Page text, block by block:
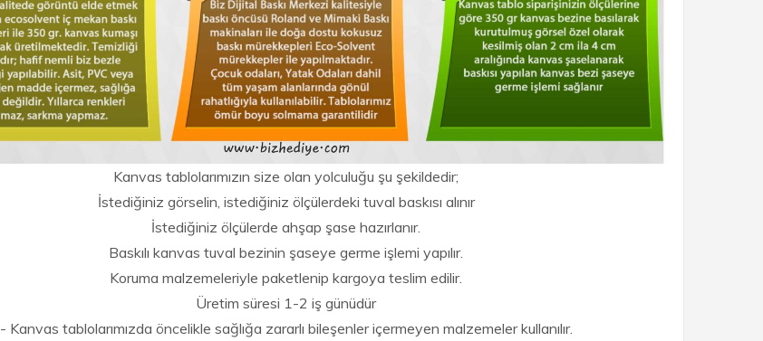
Kanvas tablolarımızın size olan yolculuğu şu şekildedir;
İstediğiniz görselin, istediğiniz ölçülerdeki tuval baskısı alınır
İstediğiniz ölçülerde ahşap şase hazırlanır.
Baskılı kanvas tuval bezinin şaseye germe işlemi yapılır.
Koruma malzemeleriyle paketlenip kargoya teslim edilir.
Üretim süresi 1-2 iş günüdür
- Kanvas tablolarımızda öncelikle sağlığa zararlı bileşenler içermeyen malzemeler kullanılır.